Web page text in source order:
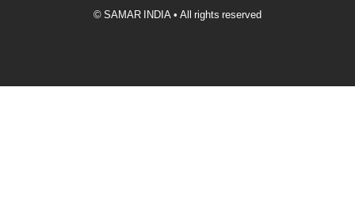
© SAMAR INDIA • All rights reserved